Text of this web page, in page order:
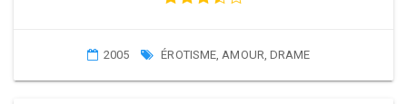
2005 ÉROTISME,AMOUR,DRAME